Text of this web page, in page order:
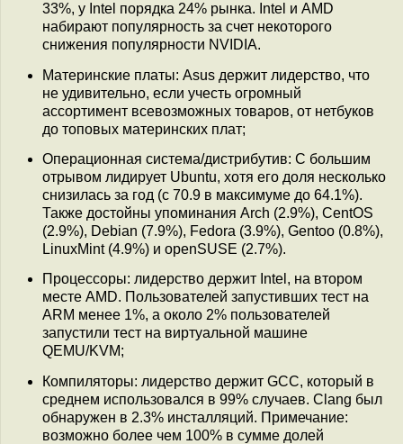
33%, у Intel порядка 24% рынка. Intel и AMD
набирают популярность за счет некоторого
снижения популярности NVIDIA.
Материнские платы: Asus держит лидерство, что
не удивительно, если учесть огромный
ассортимент всевозможных товаров, от нетбуков
до топовых материнских плат;
Операционная система/дистрибутив: С большим
отрывом лидирует Ubuntu, хотя его доля несколько
снизилась за год (с 70.9 в максимуме до 64.1%).
Также достойны упоминания Arch (2.9%), CentOS
(2.9%), Debian (7.9%), Fedora (3.9%), Gentoo (0.8%),
LinuxMint (4.9%) и openSUSE (2.7%).
Процессоры: лидерство держит Intel, на втором
месте AMD. Пользователей запустивших тест на
ARM менее 1%, а около 2% пользователей
запустили тест на виртуальной машине
QEMU/KVM;
Компиляторы: лидерство держит GCC, который в
среднем использовался в 99% случаев. Clang был
обнаружен в 2.3% инсталляций. Примечание:
возможно более чем 100% в сумме долей